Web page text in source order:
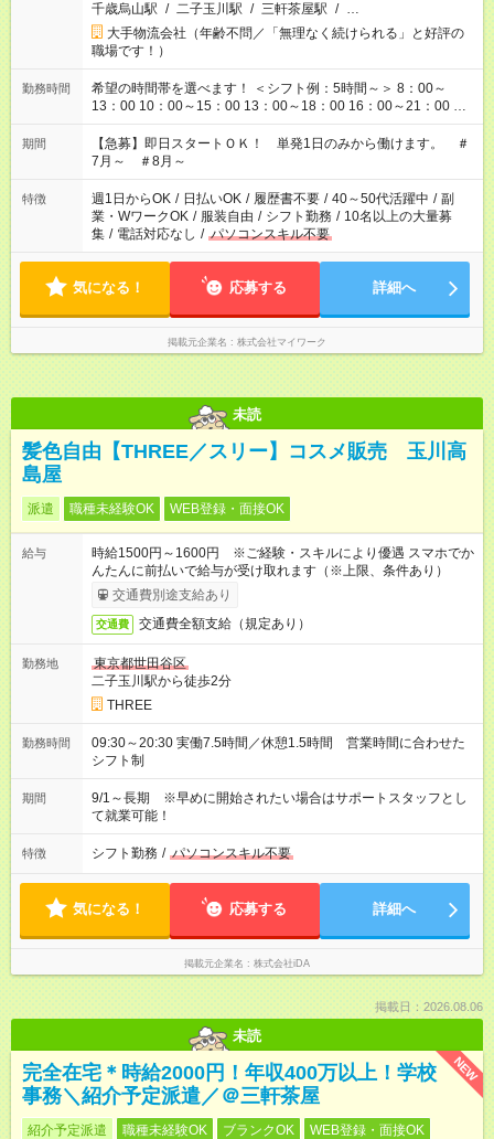
千歳烏山駅 / 二子玉川駅 / 三軒茶屋駅 / …
大手物流会社（年齢不問／「無理なく続けられる」と好評の
職場です！）
勤務時間
希望の時間帯を選べます！ ＜シフト例：5時間～＞ 8：00～
13：00 10：00～15：00 13：00～18：00 16：00～21：00 ＜
シフト例：8時間～＞ ・10：00～19：00 ・13：00～22：00 ・
22：00～翌6：00 など！是非ご希望をお聞かせください！
期間
【急募】即日スタートＯＫ！ 単発1日のみから働けます。 ＃
7月～ ＃8月～
特徴 週1日からOK / 日払いOK / 履歴書不要 / 40～50代活躍中 / 副
業・WワークOK / 服装自由 / シフト勤務 / 10名以上の大量募
集 / 電話対応なし / パソコンスキル不要
気になる！ 応募する 詳細へ
掲載元企業名 株式会社マイワーク
未読
髪色自由【THREE／スリー】コスメ販売 玉川高
島屋
派遣 職種未経験OK WEB登録・面接OK
給与
時給1500円～1600円 ※ご経験・スキルにより優遇 スマホでか
んたんに前払いで給与が受け取れます（※上限、条件あり）
交通費別途支給あり
交通費 交通費全額支給（規定あり）
勤務地
東京都世田谷区
二子玉川駅から徒歩2分
THREE
勤務時間
09:30～20:30 実働7.5時間／休憩1.5時間 営業時間に合わせた
シフト制
期間
9/1～長期 ※早めに開始されたい場合はサポートスタッフとし
て就業可能！
特徴 シフト勤務 / パソコンスキル不要
気になる！ 応募する 詳細へ
掲載元企業名 株式会社iDA
掲載日：2026.08.06
未読
NEW
完全在宅＊時給2000円！年収400万以上！学校
事務＼紹介予定派遣／＠三軒茶屋
紹介予定派遣 職種未経験OK ブランクOK WEB登録・面接OK